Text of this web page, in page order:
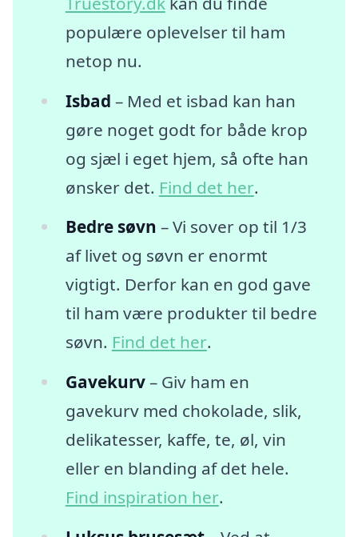
populære oplevelser til ham
netop nu.
Isbad – Med et isbad kan han
gøre noget godt for både krop
og sjæl i eget hjem, så ofte han
ønsker det. Find det her.
Bedre søvn – Vi sover op til 1/3
af livet og søvn er enormt
vigtigt. Derfor kan en god gave
til ham være produkter til bedre
søvn. Find det her.
Gavekurv– Giv ham en
gavekurv med chokolade, slik,
delikatesser, kaffe, te, øl, vin
eller en blanding af det hele.
Find inspiration her.